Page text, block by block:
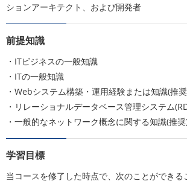
ションアーキテクト、および開発者
前提知識
・ITビジネスの一般知識
・ITの一般知識
・Webシステム構築・運用経験または知識(推
・リレーショナルデータベース管理システム
・一般的なネットワーク概念に関する知識(推
学習目標
当コースを修了した時点で、次のことができる